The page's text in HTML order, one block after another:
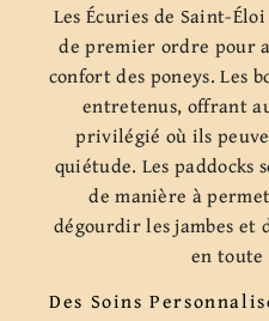
Les Écuries de Saint-
de premier ordre pour
confort des poneys. Les
entretenus, offrant
privilégié où ils
quiétude. Les paddocks
de manière à
dégourdir les jambes
en
Des Soins